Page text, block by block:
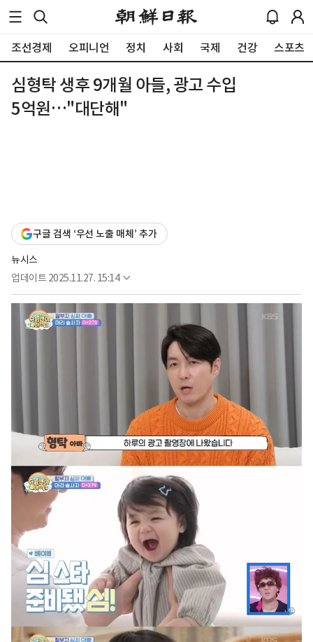
조선경제 오피니언 정치 사회 국제 건강 스포츠
심형탁 생후 9개월 아들, 광고 수입
5억원…"대단해"
구글 검색 ‘우선 노출 매체’ 추가
뉴시스
업데이트 2025.11.27. 15:14